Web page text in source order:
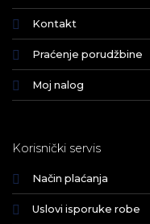
Kontakt
Praćenje porudžbine
Moj nalog
Korisnički servis
Način plaćanja
Uslovi isporuke robe